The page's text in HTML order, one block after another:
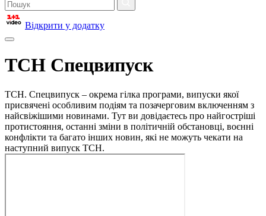
Відкрити у додатку
ТСН Спецвипуск
ТСН. Спецвипуск – окрема гілка програми, випуски якої
присвячені особливим подіям та позачерговим включенням з
найсвіжішими новинами. Тут ви довідаєтесь про найгостріші
протистояння, останні зміни в політичній обстановці, воєнні
конфлікти та багато інших новин, які не можуть чекати на
наступний випуск ТСН.